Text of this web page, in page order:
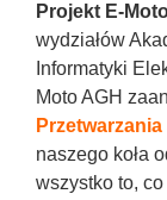
Projekt E-
wydziałów
Informatyki
Moto AGH
naszego koła
wszystko to,